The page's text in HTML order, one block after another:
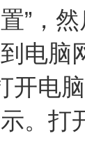
”，
电脑
开电
。打